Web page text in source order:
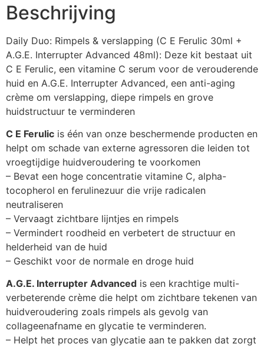
Beschrijving
Daily Duo: Rimpels & verslapping (C E Ferulic 30ml +
A.G.E. Interrupter Advanced 48ml): Deze kit bestaat uit
C E Ferulic, een vitamine C serum voor de verouderende
huid en A.G.E. Interrupter Advanced, een anti-aging
crème om verslapping, diepe rimpels en grove
huidstructuur te verminderen
C E Ferulic is één van onze beschermende producten en
helpt om schade van externe agressoren die leiden tot
vroegtijdige huidveroudering te voorkomen
– Bevat een hoge concentratie vitamine C, alpha-
tocopherol en ferulinezuur die vrije radicalen
neutraliseren
– Vervaagt zichtbare lijntjes en rimpels
– Vermindert roodheid en verbetert de structuur en
helderheid van de huid
– Geschikt voor de normale en droge huid
A.G.E. Interrupter Advanced is een krachtige multi-
verbeterende crème die helpt om zichtbare tekenen van
huidveroudering zoals rimpels als gevolg van
collageenafname en glycatie te verminderen.
– Helpt het proces van glycatie aan te pakken dat zorgt